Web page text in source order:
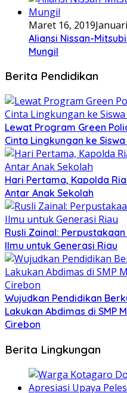
Maret 16, 2019
Aliansi Nissan-
Mungil
Berita Pendidikan
Lewat Program Green
Cinta Lingkungan ke
Hari Pertama, Kapolda
Antar Anak Sekolah
Rusli Zainal:
Ilmu untuk Generasi Riau
Wujudkan Pendidikan
Lakukan Abdimas di SMP
Cirebon
Berita Lingkungan